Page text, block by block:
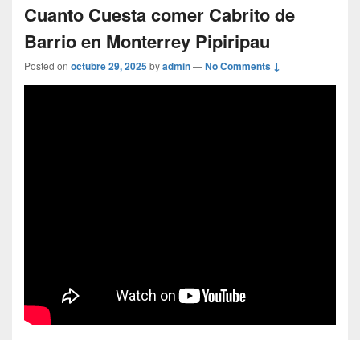
Cuanto Cuesta comer Cabrito de
Barrio en Monterrey Pipiripau
Posted on octubre 29, 2025byadmin—No Comments ↓